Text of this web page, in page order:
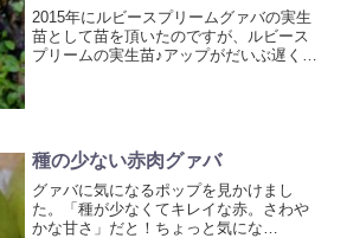
2015年にルビースプリームグァバの実生
苗として苗を頂いたのですが、ルビース
プリームの実生苗♪アップがだいぶ遅くな
種の少ない赤肉グァバ
グァバに気になるポップを見かけまし
た。「種が少なくてキレイな赤。さわや
かな甘さ」だと！ちょっと気にな